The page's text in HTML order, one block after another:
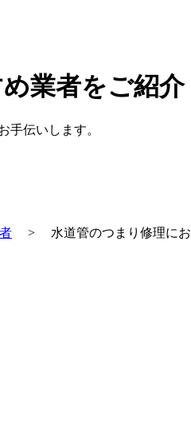
業者をご紹介
手伝いします。
> 水道管のつまり修理に